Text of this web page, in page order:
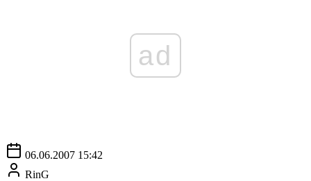
ad
06.06.2007 15:42
RinG